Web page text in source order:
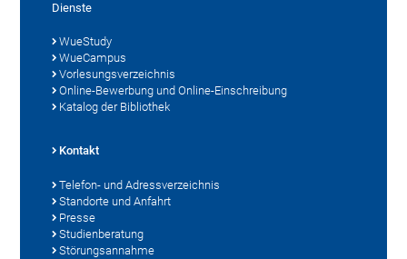
Dienste
WueStudy
WueCampus
Vorlesungsverzeichnis
Online-Bewerbung und Online-Einschreibung
Katalog der Bibliothek
Kontakt
Telefon- und Adressverzeichnis
Standorte und Anfahrt
Presse
Studienberatung
Störungsannahme